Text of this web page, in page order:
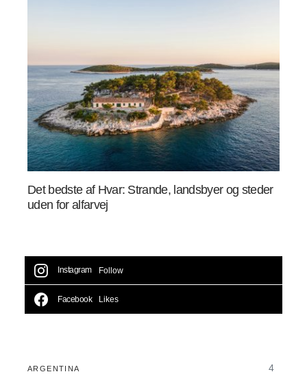
Det bedste af Hvar: Strande, landsbyer og steder
uden for alfarvej
Instagram Follow
Facebook Likes
ARGENTINA 4